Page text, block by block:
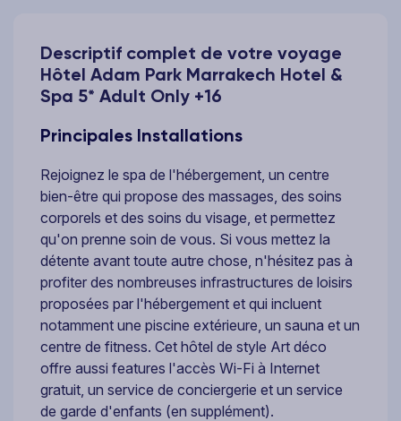
Descriptif complet de votre voyage
Hôtel Adam Park Marrakech Hotel &
Spa 5* Adult Only +16
Principales Installations
Rejoignez le spa de l'hébergement, un centre
bien-être qui propose des massages, des soins
corporels et des soins du visage, et permettez
qu'on prenne soin de vous. Si vous mettez la
détente avant toute autre chose, n'hésitez pas à
profiter des nombreuses infrastructures de loisirs
proposées par l'hébergement et qui incluent
notamment une piscine extérieure, un sauna et un
centre de fitness. Cet hôtel de style Art déco
offre aussi features l'accès Wi-Fi à Internet
gratuit, un service de conciergerie et un service
de garde d'enfants (en supplément).